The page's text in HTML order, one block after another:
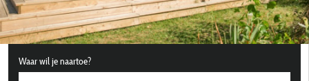
Waar wil je naartoe?